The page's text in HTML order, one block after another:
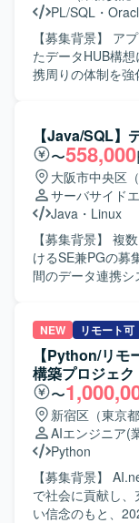
アップが可能です
加え、生成AIの
ア形成に役立つプロ
境】 OSは
きながら、
きます。
を求めております
発生時の状況を
たします。また
観をお持ちの方を想定し
PythonやSQLを
ことができます。
に携わることで、
できる環境です。 【開発環境】 Windowsサーバー環境上
で、Pythonおよ
す。既存環境とし
PL/SQL ・
【募集背景】 ア
たデータHUB構
携周りの体制を強化
ストアドプロシ
当していただきま
ザクション制御、
能チューニング
Informatica、
携ツールを用いた
きます。 ・バッ
設定を行ってい
SaaS連携製品を
化）を行っていただきます。 【求め
ースやデータ連
的に課題を発見
います。 ・関連
ら、ドキュメント
いただける方を想定しています
データHUB構想
携・データ基盤領
を積むことがで
を用いた大規模
ューニングやデ
【Java/SQL】
〜558,000
大阪市中央区（
サーバサイド
Java ・ Linux
【募集背景】 複
けるSE兼PGの募集案件です。 【
間のデータ連携
だきます。 【求める人物像】 基本設計から製造、テストま
で自走して対応
性を理解し、丁
ましいです。 【ポジションの魅力】 複数システムのデータ
連携を扱うため、
ができます。先々
に継続しながらス
発環境】 Java、
Biz/Browser な
NEW リモート可
【Python/リモ
構築プロジェク
〜
新宿区（東京都
AIエンジニア(
Python
【募集背景】
で社会に貢献し
い信念のもと、